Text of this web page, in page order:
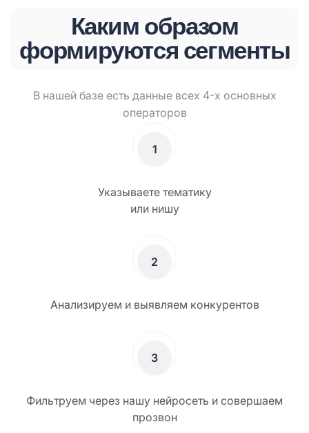
Каким образом
формируются сегменты
В нашей базе есть данные всех 4-х основных
операторов
1
Указываете тематику
или нишу
2
Анализируем и выявляем конкурентов
3
Фильтруем через нашу нейросеть и совершаем
прозвон